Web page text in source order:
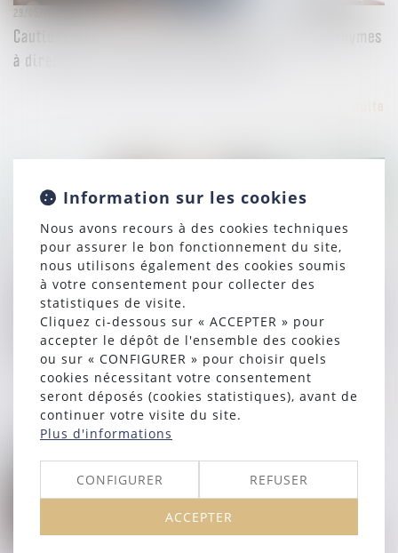
Cautions, avals et garanties dans les sociétés anonymes
à directoire et conseil de surveillance
29/05/2024
Lire la suite
La décision du conseil d’administration de mettre un
terme au mandat d’un directeur général constitue-t-elle
systématiquement une révocation ?
30/04/2024
Lire la suite
Information sur les cookies
Nous avons recours à des cookies techniques
pour assurer le bon fonctionnement du site,
nous utilisons également des cookies soumis
à votre consentement pour collecter des
statistiques de visite.
Cliquez ci-dessous sur « ACCEPTER » pour
accepter le dépôt de l'ensemble des cookies
ou sur « CONFIGURER » pour choisir quels
cookies nécessitant votre consentement
seront déposés (cookies statistiques), avant de
continuer votre visite du site.
Plus d'informations
CONFIGURER REFUSER
ACCEPTER